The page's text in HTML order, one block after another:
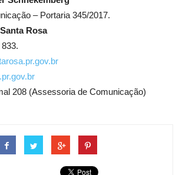
– Portaria 345/2017.
Rosa
208 (Assessoria de Comunicação)